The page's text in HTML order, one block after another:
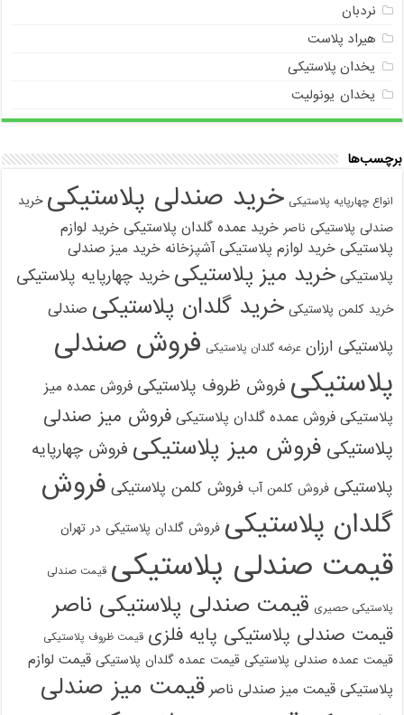
نردبان
هیراد پلاست
یخدان پلاستیکی
یخدان یونولیت
برچسب‌ها
انواع چهارپایه پلاستیکی خرید صندلی پلاستیکی خرید
صندلی پلاستیکی ناصر خرید عمده گلدان پلاستیکی خرید لوازم
پلاستیکی خرید لوازم پلاستیکی آشپزخانه خرید میز صندلی
پلاستیکی خرید میز پلاستیکی خرید چهارپایه پلاستیکی
خرید کلمن پلاستیکی خرید گلدان پلاستیکی صندلی
پلاستیکی ارزان عرضه گلدان پلاستیکی فروش صندلی
پلاستیکی فروش ظروف پلاستیکی فروش عمده میز
پلاستیکی فروش عمده گلدان پلاستیکی فروش میز صندلی
پلاستیکی فروش میز پلاستیکی فروش چهارپایه
پلاستیکی فروش کلمن آب فروش کلمن پلاستیکی فروش
گلدان پلاستیکی فروش گلدان پلاستیکی در تهران
قیمت صندلی پلاستیکی قیمت صندلی
پلاستیکی حصیری قیمت صندلی پلاستیکی ناصر
قیمت صندلی پلاستیکی پایه فلزی قیمت ظروف پلاستیکی
قیمت عمده صندلی پلاستیکی قیمت عمده گلدان پلاستیکی قیمت لوازم
پلاستیکی قیمت میز صندلی ناصر قیمت میز صندلی